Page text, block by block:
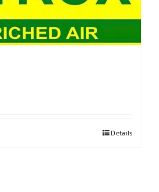
Details